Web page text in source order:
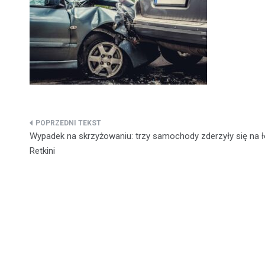
Nawigacja
wpisu
Wypadek na skrzyżowaniu: trzy samochody zderzyły się na
Retkini